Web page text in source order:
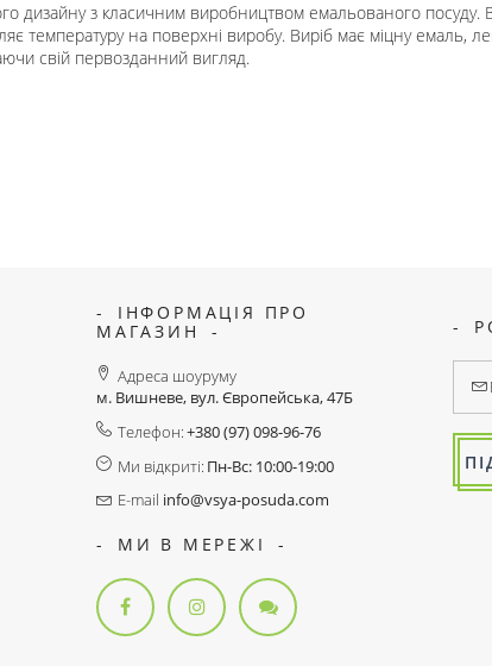
дизайну з класичним виробництвом емальованого посуду.
температуру на поверхні виробу. Виріб має міцну емаль,
свій первозданний вигляд.
ІНФОРМАЦІЯ ПРО
МАГАЗИН
Адреса шоуруму
м. Вишневе, вул. Європейська, 47Б
Телефон:+380 (97) 098-96-76
Ми відкриті: Пн-Вс: 10:00-19:00
E-mail info@vsya-posuda.com
МИ В МЕРЕЖІ